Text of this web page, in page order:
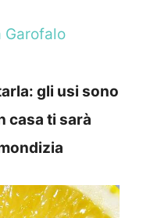
Garofalo
gli usi sono
casa ti sarà